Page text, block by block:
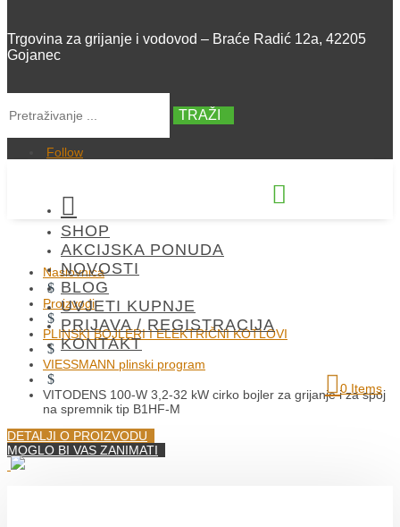
Trgovina za grijanje i vodovod – Braće Radić 12a, 42205
Gojanec
TRAŽI
Follow


SHOP
AKCIJSKA PONUDA
NOVOSTI
BLOG
UVJETI KUPNJE
PRIJAVA / REGISTRACIJA
KONTAKT
0 Items
Naslovnica
$
Proizvodi
$
PLINSKI BOJLERI I ELEKTRIČNI KOTLOVI
$
VIESSMANN plinski program
$
VITODENS 100-W 3,2-32 kW cirko bojler za grijanje i za spoj
na spremnik tip B1HF-M
DETALJI O PROIZVODU
MOGLO BI VAS ZANIMATI